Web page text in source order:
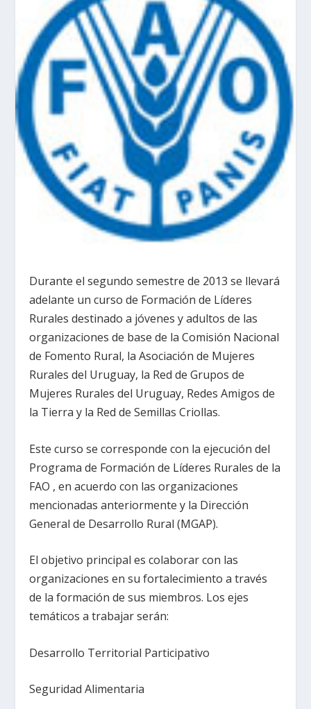
Durante el segundo semestre de 2013 se llevará
adelante un curso de Formación de Líderes
Rurales destinado a jóvenes y adultos de las
organizaciones de base de la Comisión Nacional
de Fomento Rural, la Asociación de Mujeres
Rurales del Uruguay, la Red de Grupos de
Mujeres Rurales del Uruguay, Redes Amigos de
la Tierra y la Red de Semillas Criollas.
Este curso se corresponde con la ejecución del
Programa de Formación de Líderes Rurales de la
FAO , en acuerdo con las organizaciones
mencionadas anteriormente y la Dirección
General de Desarrollo Rural (MGAP).
El objetivo principal es colaborar con las
organizaciones en su fortalecimiento a través
de la formación de sus miembros. Los ejes
temáticos a trabajar serán:
Desarrollo Territorial Participativo
Seguridad Alimentaria